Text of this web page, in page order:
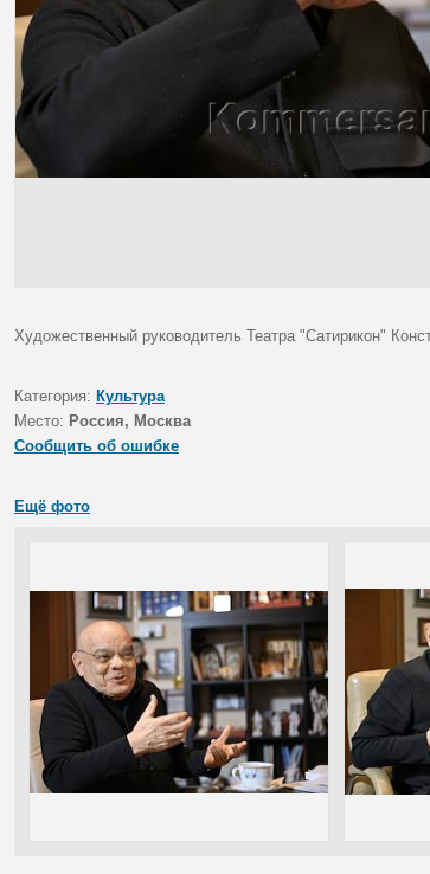
Художественный руководитель Театра "Сатирикон"
Категория: Культура
Место: Россия, Москва
Сообщить об ошибке
Ещё фото